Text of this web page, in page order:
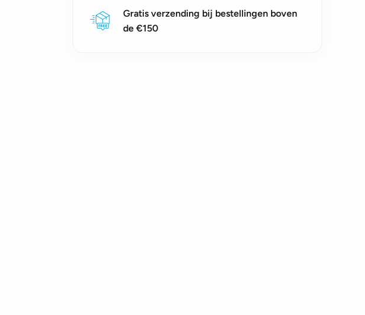
Gratis verzending bij bestellingen boven
de €150